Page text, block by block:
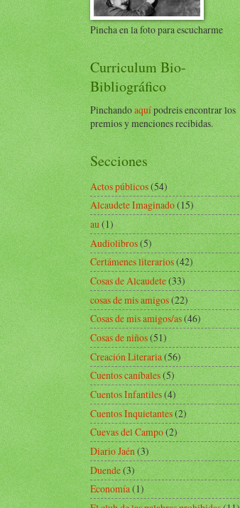
Pincha en la foto para escucharme
Curriculum Bio-
Bibliográfico
Pinchandoaquípodreis encontrar los
premios y menciones recibidas.
Secciones
Actos públicos(54)
Alcaudete Imaginado(15)
au(1)
Audiolibros(5)
Certámenes literarios(42)
Cosas de Alcaudete(33)
cosas de mis amigos(22)
Cosas de mis amigos/as(46)
Cosas de niños(51)
Creación Literaria(56)
Cuentos caníbales(5)
Cuentos Infantiles(4)
Cuentos Inquietantes(2)
Cuevas del Campo(2)
Diario Jaén(3)
Duende(3)
Economía(1)